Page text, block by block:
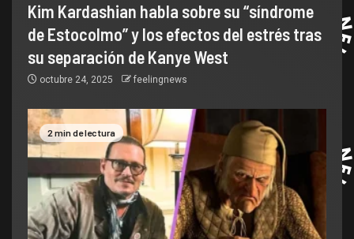
Kim Kardashian habla sobre su “síndrome
de Estocolmo” y los efectos del estrés tras
su separación de Kanye West
octubre 24, 2025 feelingnews
2 min de lectura